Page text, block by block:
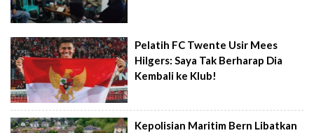
Pelatih FC Twente Usir Mees
Hilgers: Saya Tak Berharap Dia
Kembali ke Klub!
Kepolisian Maritim Bern Libatkan